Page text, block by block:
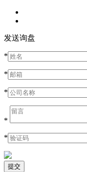
发送询盘
*
*
*
*
*